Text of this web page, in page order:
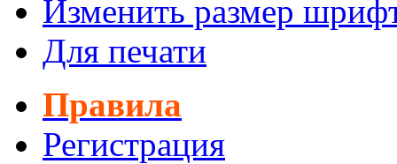
Изменить размер
Для печати
Правила
Регистрация